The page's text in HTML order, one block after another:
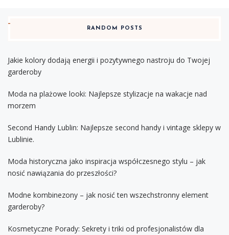
RANDOM POSTS
Jakie kolory dodają energii i pozytywnego nastroju do Twojej
garderoby
Moda na plażowe looki: Najlepsze stylizacje na wakacje nad
morzem
Second Handy Lublin: Najlepsze second handy i vintage sklepy w
Lublinie.
Moda historyczna jako inspiracja współczesnego stylu – jak
nosić nawiązania do przeszłości?
Modne kombinezony – jak nosić ten wszechstronny element
garderoby?
Kosmetyczne Porady: Sekrety i triki od profesjonalistów dla